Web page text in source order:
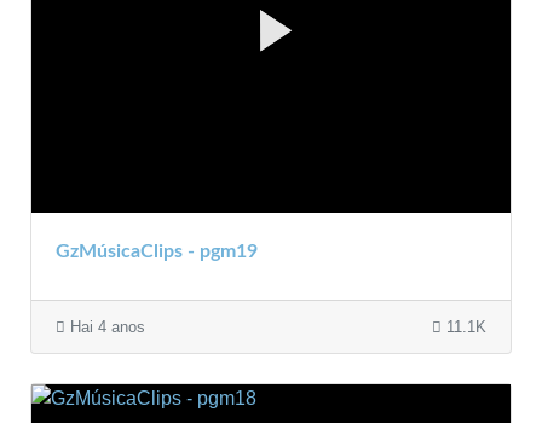
GzMúsicaClips - pgm19
Hai 4 anos 11.1K